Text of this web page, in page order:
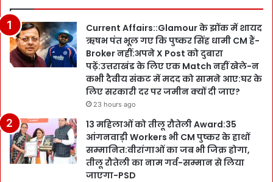
Current Affairs::Glamour के झोंक में शायद
ऋषभ पंत भूल गए कि पुष्कर सिंह धामी CM हैं-
Broker नहीं:अपने X Post को दुबारा
पढ़ें:उत्तराखंड के लिए एक Match नहीं खेले-न
कभी दैवीय संकट में मदद को सामने आए:घर के
लिए सरकारी दर पर जमीन क्यों दी जाए?
23 hours ago
13 महिलाओं को तीलू रौतेली Award:35
आंगनवाड़ी Workers भी CM पुष्कर के हाथों
सम्मानित:वीरांगाओं का जब भी जिक्र होगा,
तीलू रौतेली का नाम गर्व-सम्मान से लिया
जाएगा-PSD